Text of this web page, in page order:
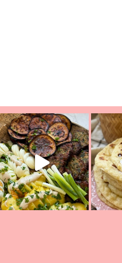
בפ
הימים, חשבתי מה לחדש לכם
אורז יצירתי